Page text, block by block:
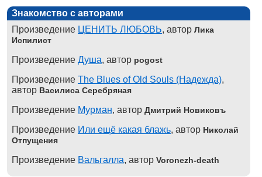
Знакомство с авторами
Произведение ЦЕНИТЬ ЛЮБОВЬ, автор Лика
Испилист
Произведение Душа, автор pogost
Произведение The Blues of Old Souls (Надежда),
автор Василиса Серебряная
Произведение Мурман, автор Дмитрий Новиковъ
Произведение Или ещё какая блажь, автор Николай
Отпущения
Произведение Вальгалла, автор Voronezh-death